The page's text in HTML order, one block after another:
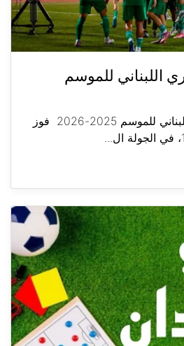
اللبناني للموسم
الأنصار بطلًا للدوري اللبناني للموسم 2025-2026 فوز